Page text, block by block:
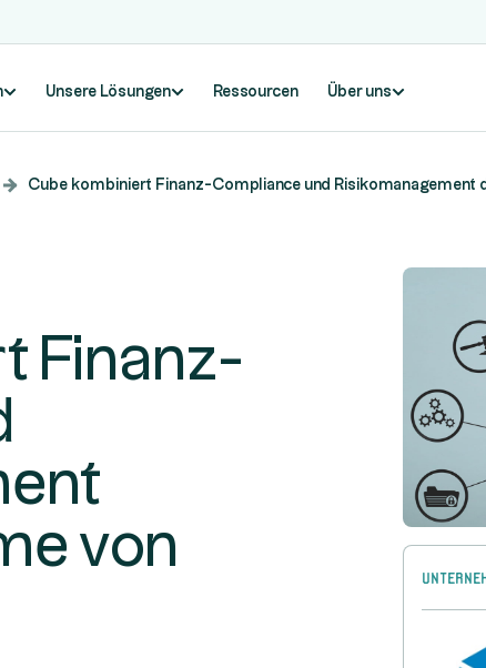
Unsere Lösungen Ressourcen Über uns
Cube kombiniert Finanz-Compliance und Risikomanagement
Finanz-
von